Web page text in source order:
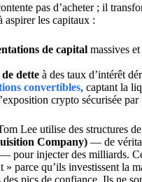
pas d’acheter ; il
aspirer les capitaux :
de capital massives
de dette à des taux d’intérêt
convertibles, captant la
crypto sécurisée
Lee utilise des structures
Company) — de
pour injecter des milliards.
» parce qu’ils investissent la
des pics de confiance. Ils ne